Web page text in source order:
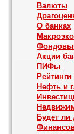
Валюты
О банках
Акции
ПИФы
Нефть и
Будет ли